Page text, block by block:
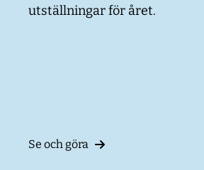
utställningar för året.
Se och göra